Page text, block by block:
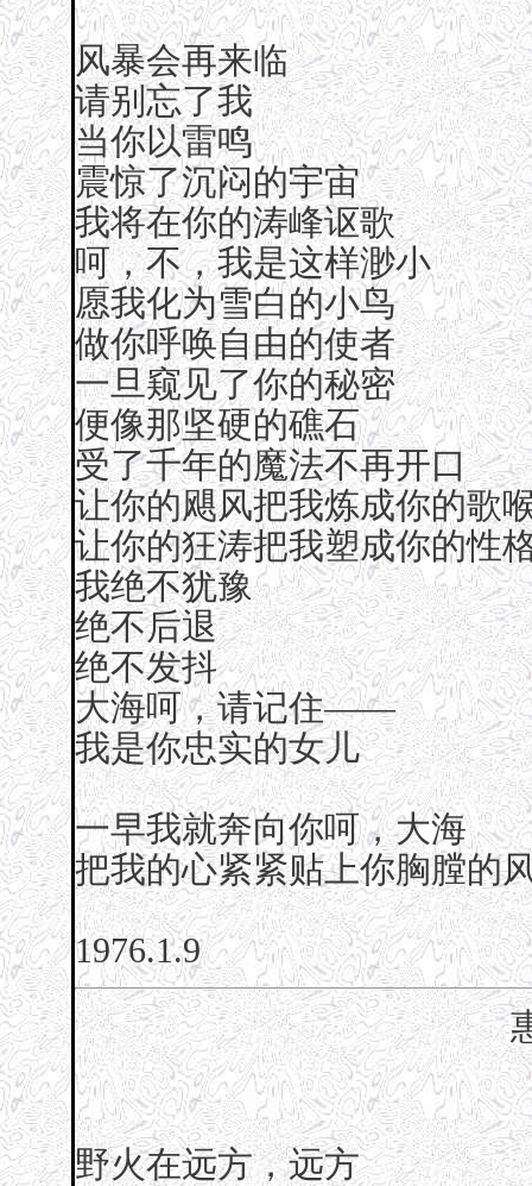
风暴会再来临
请别忘了我
当你以雷鸣
震惊了沉闷的宇宙
我将在你的涛峰讴歌
呵，不，我是这样渺小
愿我化为雪白的小鸟
做你呼唤自由的使者
一旦窥见了你的秘密
便像那坚硬的礁石
受了千年的魔法不再开口
让你的飓风把我炼成你的歌
让你的狂涛把我塑成你的性
我绝不犹豫
绝不后退
绝不发抖
大海呵，请记住——
我是你忠实的女儿
一早我就奔向你呵，大海
把我的心紧紧贴上你胸膛
1976.1.9
野火在远方，远方